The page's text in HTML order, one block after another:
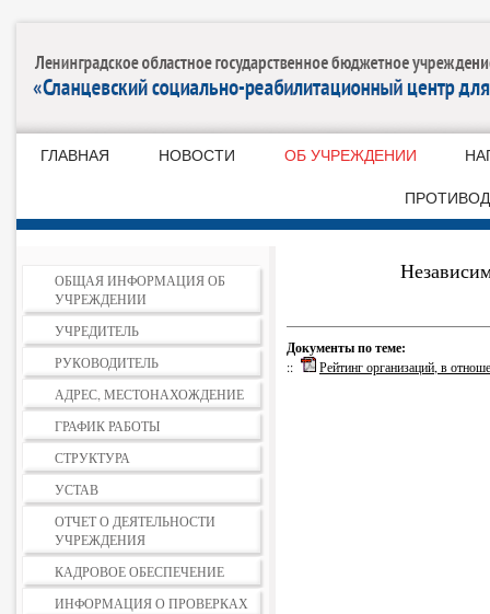
ГЛАВНАЯ НОВОСТИ ОБ УЧРЕЖДЕНИИ
ОБЩАЯ ИНФОРМАЦИЯ ОБ
УЧРЕЖДЕНИИ
УЧРЕДИТЕЛЬ
РУКОВОДИТЕЛЬ
АДРЕС, МЕСТОНАХОЖДЕНИЕ
ГРАФИК РАБОТЫ
СТРУКТУРА
УСТАВ
ОТЧЕТ О ДЕЯТЕЛЬНОСТИ
УЧРЕЖДЕНИЯ
КАДРОВОЕ ОБЕСПЕЧЕНИЕ
ИНФОРМАЦИЯ О ПРОВЕРКАХ
Документы по теме:
:: Рейтинг организаций, в